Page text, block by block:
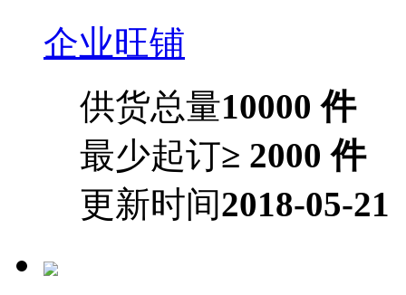
企业旺铺
供货总量10000 件
最少起订≥ 2000 件
更新时间2018-05-21